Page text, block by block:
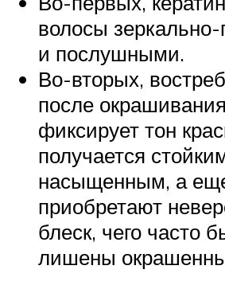
волосы
и послушными.
Во-вторых,
после
фиксирует тон
получается
насыщенным, а
приобретают
блеск, чего часто
лишены